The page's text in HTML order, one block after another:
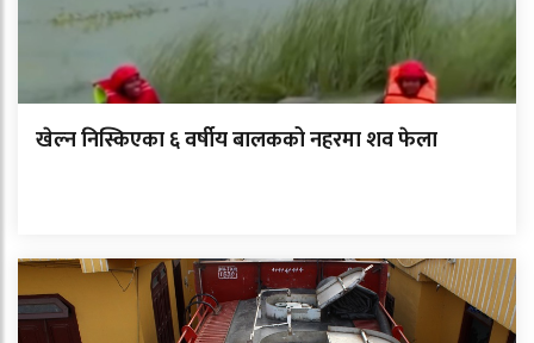
खेल्न निस्किएका ६ वर्षीय बालकको नहरमा शव फेला